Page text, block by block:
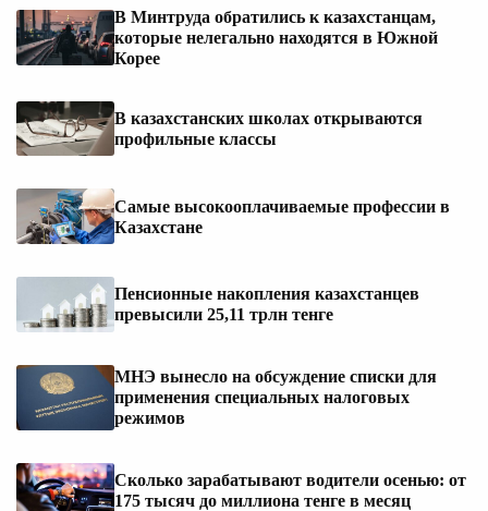
В Минтруда обратились к казахстанцам,
которые нелегально находятся в Южной
Корее
В казахстанских школах открываются
профильные классы
Самые высокооплачиваемые профессии в
Казахстане
Пенсионные накопления казахстанцев
превысили 25,11 трлн тенге
МНЭ вынесло на обсуждение списки для
применения специальных налоговых
режимов
Сколько зарабатывают водители осенью: от
175 тысяч до миллиона тенге в месяц